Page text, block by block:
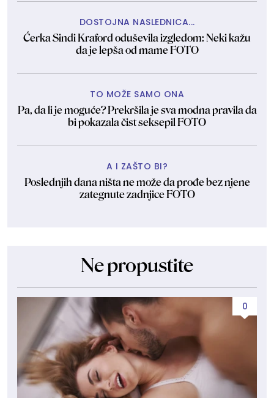
DOSTOJNA NASLEDNICA...
Ćerka Sindi Kraford oduševila izgledom: Neki kažu
da je lepša od mame FOTO
TO MOŽE SAMO ONA
Pa, da li je moguće? Prekršila je sva modna pravila da
bi pokazala čist seksepil FOTO
A I ZAŠTO BI?
Poslednjih dana ništa ne može da prođe bez njene
zategnute zadnjice FOTO
Ne propustite
0